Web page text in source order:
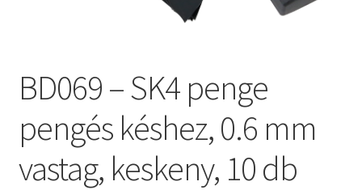
BD069 – SK4 penge
pengés késhez, 0.6 mm
vastag, keskeny, 10 db